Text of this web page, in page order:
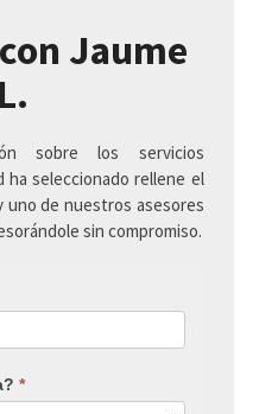
Jaume
sobre los servicios
seleccionado rellene el
de nuestros asesores
sin compromiso.
*